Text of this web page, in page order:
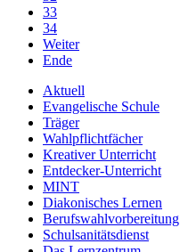
33
34
Weiter
Ende
Aktuell
Evangelische Schule
Träger
Wahlpflichtfächer
Kreativer Unterricht
Entdecker-Unterricht
MINT
Diakonisches Lernen
Berufswahlvorbereitung
Schulsanitätsdienst